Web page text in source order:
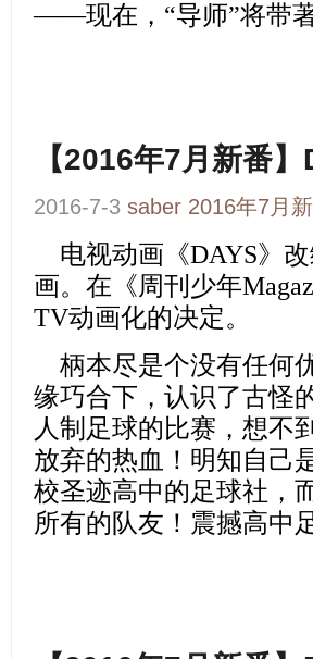
——现在，“导师”将带
【2016年7月新番】
2016-7-3 saber 2016年7月
电视动画 《DAYS》
画。在《周刊少年
TV动画化的决定。
柄本尽是个没有任何
缘巧合下，认识了古怪
人制足球的比赛，想不
放弃的热血！明知自己
校圣迹高中的足球社，
所有的队友！震撼高中